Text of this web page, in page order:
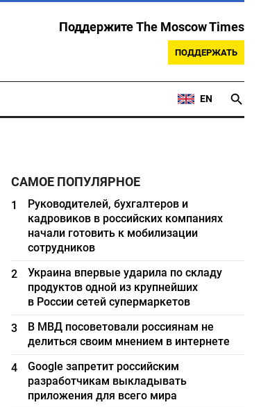
Поддержите The Moscow Times
ПОДДЕРЖАТЬ
EN
САМОЕ ПОПУЛЯРНОЕ
1
Руководителей, бухгалтеров и
кадровиков в российских компаниях
начали готовить к мобилизации
сотрудников
2
Украина впервые ударила по складу
продуктов одной из крупнейших
в России сетей супермаркетов
3
В МВД посоветовали россиянам не
делиться своим мнением в интернете
4
Google запретит российским
разработчикам выкладывать
приложения для всего мира